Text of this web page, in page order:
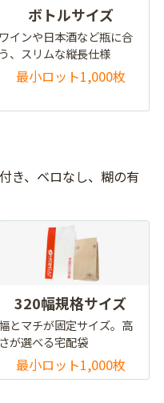
ボトルサイズ
ワインや日本酒など瓶に合
う、スリムな縦長仕様
最小ロット1,000枚
き、ベロなし、糊の有
320幅規格サイズ
幅とマチが固定サイズ。高
さが選べる宅配袋
最小ロット1,000枚